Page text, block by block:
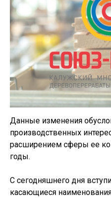
Данные изменения
производственных
расширением сферы ее
годы.
С сегодняшнего дня
касающиеся